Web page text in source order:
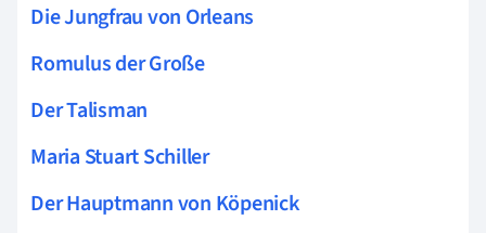
Die Jungfrau von Orleans
Romulus der Große
Der Talisman
Maria Stuart Schiller
Der Hauptmann von Köpenick